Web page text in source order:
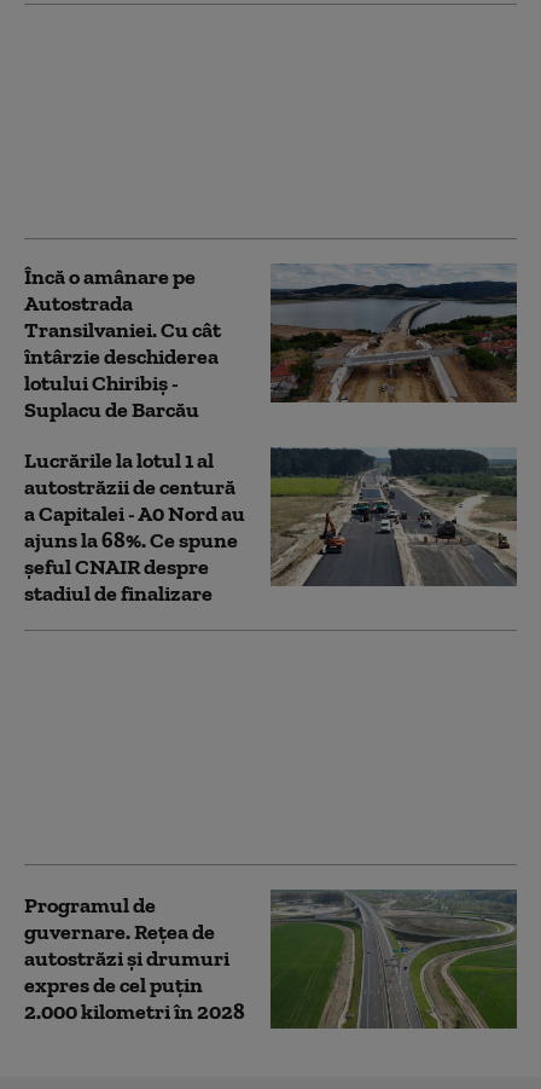
Încă o amânare pe
Autostrada
Transilvaniei. Cu cât
întârzie deschiderea
lotului Chiribiș -
Suplacu de Barcău
Lucrările la lotul 1 al
autostrăzii de centură
a Capitalei - A0 Nord au
ajuns la 68%. Ce spune
șeful CNAIR despre
stadiul de finalizare
Programul de
guvernare. Reţea de
autostrăzi și drumuri
expres de cel puţin
2.000 kilometri în 2028